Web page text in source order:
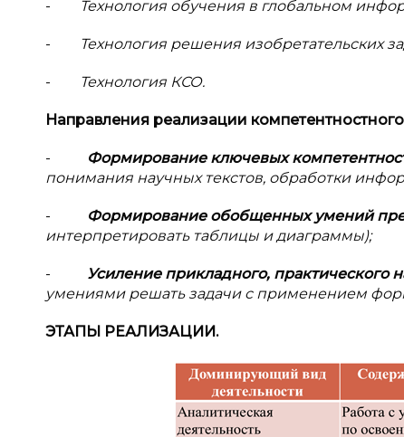
- Технология обучения в глобальном
- Технология решения изобретательских
- Технология КСО.
Направления реализации
- Формирование ключевых
понимания научных текстов, обработки
- Формирование обобщенных умений
интерпретировать таблицы и диаграммы);
- Усиление прикладного, практического
умениями решать задачи с применением
ЭТАПЫ РЕАЛИЗАЦИИ.